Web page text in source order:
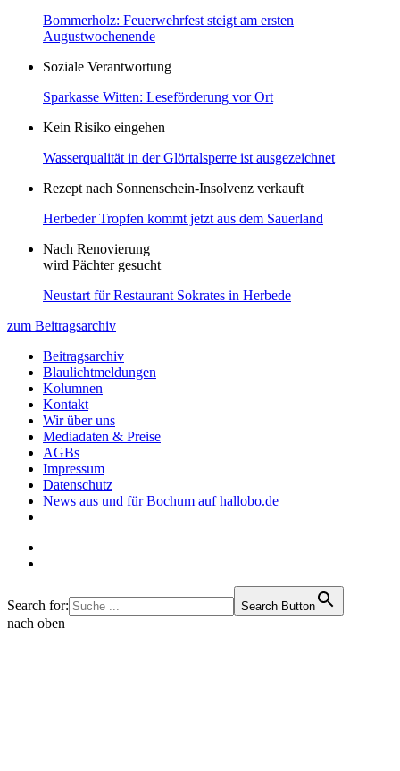
Bommerholz: Feuerwehrfest steigt am ersten
Augustwochenende
Soziale Verantwortung
Sparkasse Witten: Leseförderung vor Ort
Kein Risiko eingehen
Wasserqualität in der Glörtalsperre ist ausgezeichnet
Rezept nach Sonnenschein-Insolvenz verkauft
Herbeder Tropfen kommt jetzt aus dem Sauerland
Nach Renovierung
wird Pächter gesucht
Neustart für Restaurant Sokrates in Herbede
zum Beitragsarchiv
Beitragsarchiv
Blaulichtmeldungen
Kolumnen
Kontakt
Wir über uns
Mediadaten & Preise
AGBs
Impressum
Datenschutz
News aus und für Bochum auf hallobo.de
Search for: Search Button
nach oben